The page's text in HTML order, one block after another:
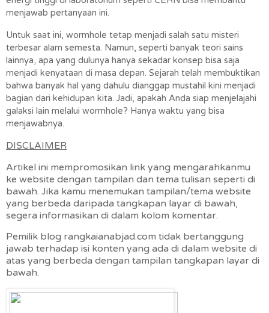
menjawab pertanyaan ini.
Untuk saat ini, wormhole tetap menjadi salah satu misteri
terbesar alam semesta. Namun, seperti banyak teori sains
lainnya, apa yang dulunya hanya sekadar konsep bisa saja
menjadi kenyataan di masa depan. Sejarah telah membuktikan
bahwa banyak hal yang dahulu dianggap mustahil kini menjadi
bagian dari kehidupan kita. Jadi, apakah Anda siap menjelajahi
galaksi lain melalui wormhole? Hanya waktu yang bisa
menjawabnya.
DISCLAIMER
Artikel ini mempromosikan link yang mengarahkanmu
ke website dengan tampilan dan tema tulisan seperti di
bawah. Jika kamu menemukan tampilan/tema website
yang berbeda daripada tangkapan layar di bawah,
segera informasikan di dalam kolom komentar.
Pemilik blog rangkaianabjad.com tidak bertanggung
jawab terhadap isi konten yang ada di dalam website di
atas yang berbeda dengan tampilan tangkapan layar di
bawah.